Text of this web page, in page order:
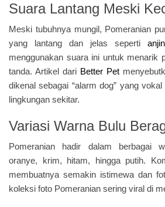
Suara Lantang Meski
Meski tubuhnya mungil, Pomeranian
yang lantang dan jelas seperti
menggunakan suara ini untuk menarik
tanda. Artikel dari Better Pet
dikenal sebagai “alarm dog” yang
lingkungan sekitar.
Variasi Warna Bulu
Pomeranian hadir dalam berbagai
oranye, krim, hitam, hingga putih.
membuatnya semakin istimewa dan
koleksi foto Pomeranian sering viral di